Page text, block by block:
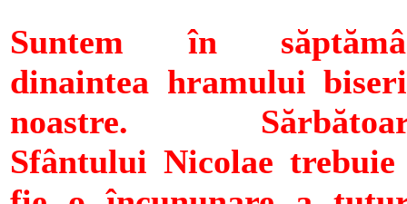
Suntem în
dinaintea hramului
noastre.
Sfântului Nicolae trebuie